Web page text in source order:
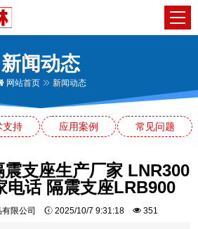
新闻动态
网站首页 新闻动态
支持 应用案例 常见问题
支座生产厂家 LNR300
电话 隔震支座LRB900
有限公司 2025/10/7 9:31:18 351